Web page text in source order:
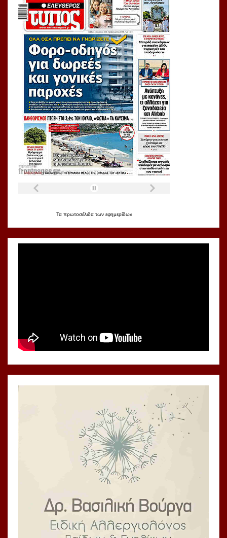
Τα πρωτοσέλιδα των εφημερίδων